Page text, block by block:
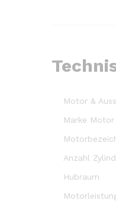
Motor &
Marke Motor
Anzahl
Hubraum